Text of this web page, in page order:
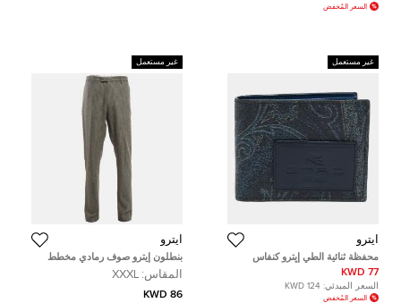
السعر المُخفض
غير مستعمل
ايترو
محفظة ثنائية الطي إيترو كنفاس
مقوى مطبوع بيزلي أزرق كحلي
77 KWD
السعر المبدئي: 124 KWD
السعر المُخفض
غير مستعمل
ايترو
بنطلون إيترو صوف رمادي مخطط
مزيج مقاس كبير جدًا جدًا جدًا - إكس
إكس إكس لارج
المقاس: XXXL
86 KWD